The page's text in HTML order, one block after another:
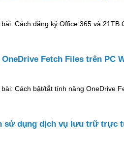
Cách đăng ký Office 365 và 21TB
Fetch Files trên PC
Cách bật/tắt tính năng OneDrive
sử dụng dịch vụ lưu trữ trực